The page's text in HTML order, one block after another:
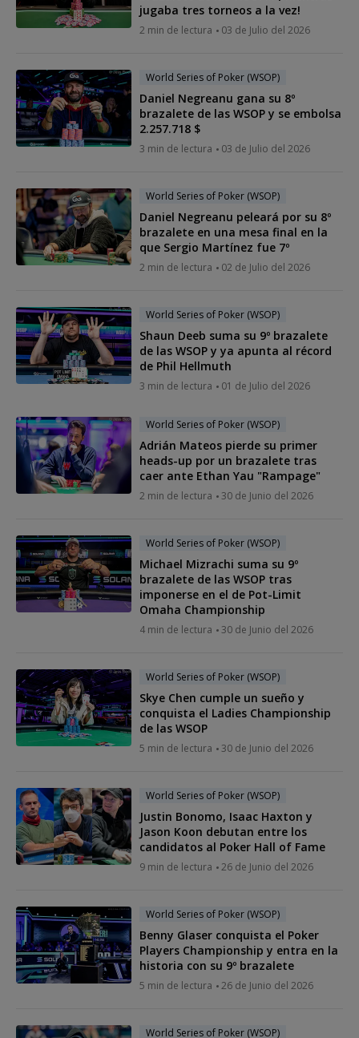
jugaba tres torneos a la vez!
2 min de lectura 03 de Julio del 2026
World Series of Poker (WSOP)
Daniel Negreanu gana su 8º
brazalete de las WSOP y se embolsa
2.257.718 $
3 min de lectura 03 de Julio del 2026
World Series of Poker (WSOP)
Daniel Negreanu peleará por su 8º
brazalete en una mesa final en la
que Sergio Martínez fue 7º
2 min de lectura 02 de Julio del 2026
World Series of Poker (WSOP)
Shaun Deeb suma su 9º brazalete
de las WSOP y ya apunta al récord
de Phil Hellmuth
3 min de lectura 01 de Julio del 2026
World Series of Poker (WSOP)
Adrián Mateos pierde su primer
heads-up por un brazalete tras
caer ante Ethan Yau "Rampage"
2 min de lectura 30 de Junio del 2026
World Series of Poker (WSOP)
Michael Mizrachi suma su 9º
brazalete de las WSOP tras
imponerse en el de Pot-Limit
Omaha Championship
4 min de lectura 30 de Junio del 2026
World Series of Poker (WSOP)
Skye Chen cumple un sueño y
conquista el Ladies Championship
de las WSOP
5 min de lectura 30 de Junio del 2026
World Series of Poker (WSOP)
Justin Bonomo, Isaac Haxton y
Jason Koon debutan entre los
candidatos al Poker Hall of Fame
9 min de lectura 26 de Junio del 2026
World Series of Poker (WSOP)
Benny Glaser conquista el Poker
Players Championship y entra en la
historia con su 9º brazalete
5 min de lectura 26 de Junio del 2026
World Series of Poker (WSOP)